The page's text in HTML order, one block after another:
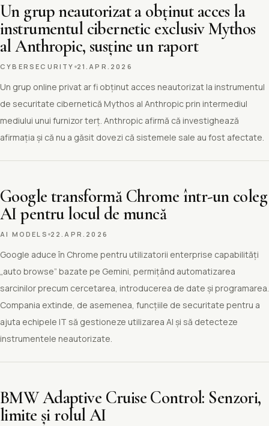
Un grup neautorizat a obținut acces la
instrumentul cibernetic exclusiv Mythos
al Anthropic, susține un raport
CYBERSECURITY 21.APR.2026
Un grup online privat ar fi obținut acces neautorizat la instrumentul
de securitate cibernetică Mythos al Anthropic prin intermediul
mediului unui furnizor terț. Anthropic afirmă că investighează
afirmația și că nu a găsit dovezi că sistemele sale au fost afectate.
Google transformă Chrome într-un coleg
AI pentru locul de muncă
AI MODELS 22.APR.2026
Google aduce în Chrome pentru utilizatorii enterprise capabilități
„auto browse” bazate pe Gemini, permițând automatizarea
sarcinilor precum cercetarea, introducerea de date și programarea.
Compania extinde, de asemenea, funcțiile de securitate pentru a
ajuta echipele IT să gestioneze utilizarea AI și să detecteze
instrumentele neautorizate.
BMW Adaptive Cruise Control: Senzori,
limite și rolul AI